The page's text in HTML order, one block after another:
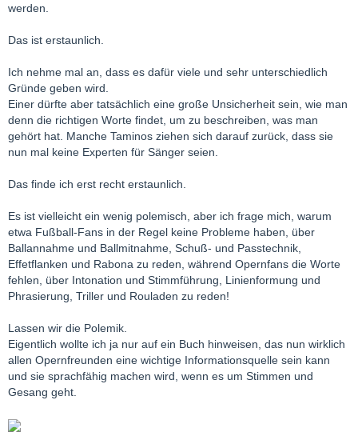
werden.
Das ist erstaunlich.
Ich nehme mal an, dass es dafür viele und sehr unterschiedlich
Gründe geben wird.
Einer dürfte aber tatsächlich eine große Unsicherheit sein, wie man
denn die richtigen Worte findet, um zu beschreiben, was man
gehört hat. Manche Taminos ziehen sich darauf zurück, dass sie
nun mal keine Experten für Sänger seien.
Das finde ich erst recht erstaunlich.
Es ist vielleicht ein wenig polemisch, aber ich frage mich, warum
etwa Fußball-Fans in der Regel keine Probleme haben, über
Ballannahme und Ballmitnahme, Schuß- und Passtechnik,
Effetflanken und Rabona zu reden, während Opernfans die Worte
fehlen, über Intonation und Stimmführung, Linienformung und
Phrasierung, Triller und Rouladen zu reden!
Lassen wir die Polemik.
Eigentlich wollte ich ja nur auf ein Buch hinweisen, das nun wirklich
allen Opernfreunden eine wichtige Informationsquelle sein kann
und sie sprachfähig machen wird, wenn es um Stimmen und
Gesang geht.